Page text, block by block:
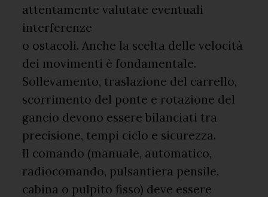
attentamente valutate eventuali
interferenze
o ostacoli. Anche la scelta delle velocità
dei movimenti è fondamentale.
Sollevamento, traslazione del carrello,
scorrimento del ponte e rotazione del
gancio devono essere bilanciati tra
precisione, tempi ciclo e sicurezza.
Il comando (manuale, automatico,
radiocomando, pulsantiera pensile,
cabina o pulpito fisso) deve essere